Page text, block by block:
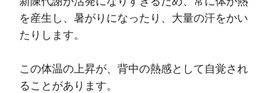
を産生し、暑がりになったり、大量の汗をかい
たりします。
この体温の上昇が、背中の熱感として自覚され
ることがあります。